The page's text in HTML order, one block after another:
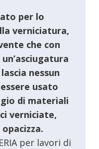
per lo
verniciatura,
che con
nessun
usato
di materiali
verniciate,
per lavori di